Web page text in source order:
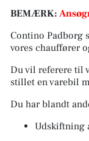
BEMÆRK:
Contino Padborg
vores chauffører
Du vil referere til
stillet en varebil
Du har blandt
Udskiftning